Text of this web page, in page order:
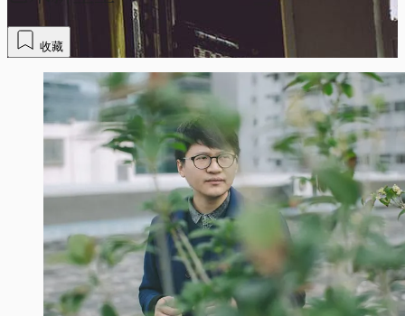
收藏